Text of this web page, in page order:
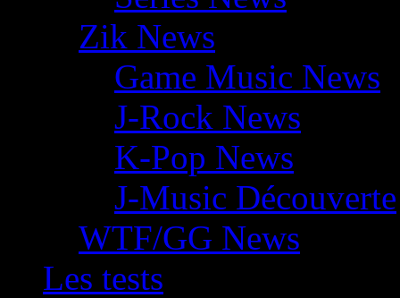
Zik News
Game Music News
J-Rock News
K-Pop News
J-Music Découverte
WTF/GG News
Les tests